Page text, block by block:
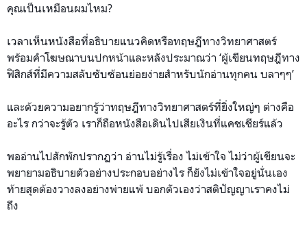
คุณเป็นเหมือนผมไหม?
เวลาเห็นหนังสือที่อธิบายแนวคิดหรือทฤษฎีทางวิทยาศาสตร์
พร้อมคำโฆษณาบนปกหน้าและหลังประมาณว่า ‘ผู้เขียนทฤษฎีทาง
ฟิสิกส์ที่มีความสลับซับซ้อนย่อยง่ายสำหรับนักอ่านทุกคน บลาๆๆ’
และด้วยความอยากรู้ว่าทฤษฎีทางวิทยาศาสตร์ที่ยิ่งใหญ่ๆ ต่างคือ
อะไร กว่าจะรู้ตัว เราก็ถือหนังสือเดินไปเสียเงินที่แคชเชียร์แล้ว
พออ่านไปสักพักปรากฏว่า อ่านไม่รู้เรื่อง ไม่เข้าใจ ไม่ว่าผู้เขียนจะ
พยายามอธิบายตัวอย่างประกอบอย่างไร ก็ยังไม่เข้าใจอยู่นั่นเอง
ท้ายสุดต้องวางลงอย่างพ่ายแพ้ บอกตัวเองว่าสติปัญญาเราคงไม่
ถึง